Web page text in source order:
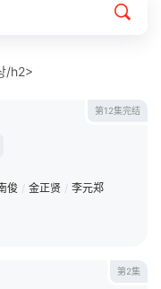
/h2>
第12集完结
俊 / 金正贤 / 李元郑
第2集